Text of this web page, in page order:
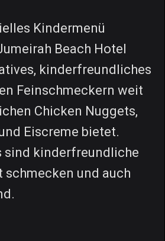
Kindermenü
Beach Hotel
kinderfreundliches
Feinschmeckern weit
Chicken Nuggets,
Eiscreme bietet.
sind kinderfreundliche
schmecken und auch